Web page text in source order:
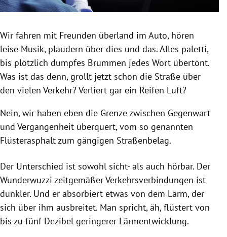
Untermenü
Untermenü
Wir fahren mit Freunden überland im Auto, hören
leise Musik, plaudern über dies und das. Alles paletti,
bis plötzlich dumpfes Brummen jedes Wort übertönt.
Was ist das denn, grollt jetzt schon die Straße über
den vielen Verkehr? Verliert gar ein Reifen Luft?
Nein, wir haben eben die Grenze zwischen Gegenwart
und Vergangenheit überquert, vom so genannten
Flüsterasphalt zum gängigen Straßenbelag.
Der Unterschied ist sowohl sicht- als auch hörbar. Der
Wunderwuzzi zeitgemäßer Verkehrsverbindungen ist
dunkler. Und er absorbiert etwas von dem Lärm, der
sich über ihm ausbreitet. Man spricht, äh, flüstert von
bis zu fünf Dezibel geringerer Lärmentwicklung.